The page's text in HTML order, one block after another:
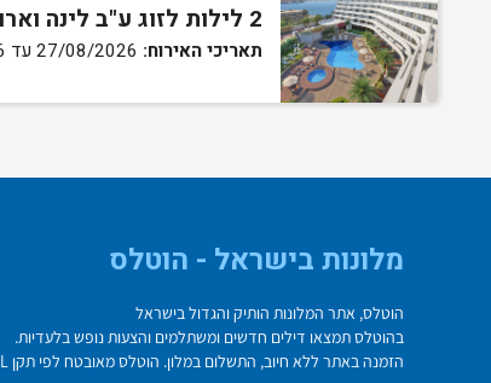
2 לילות לזוג ע"ב לינה וארוחת בוקר בחדר קלאסיק
תאריכי האירוח:
מלונות בישראל - הוטלס
הוטלס, אתר המלונות הותיק והגדול בישראל
בהוטלס תמצאו דילים חדשים ומשתלמים והצעות נופש בלעדיות.
הזמנה באתר ללא חיוב, התשלום במלון. הוטלס מאובטח לפי תקן SSL ולא שומר על פרטי כרטיס האשראי בשרת.